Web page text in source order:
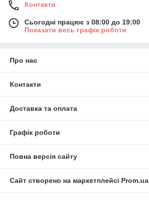
Контакти
Сьогодні працює з 08:00 до 19:00
Показати весь графік роботи
Про нас
Контакти
Доставка та оплата
Графік роботи
Повна версія сайту
Сайт створено на маркетплейсі Prom.ua